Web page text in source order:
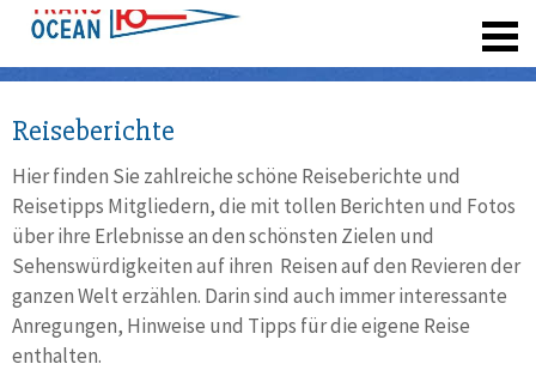
Reiseberichte
Hier finden Sie zahlreiche schöne Reiseberichte und
Reisetipps Mitgliedern, die mit tollen Berichten und Fotos
über ihre Erlebnisse an den schönsten Zielen und
Sehenswürdigkeiten auf ihren Reisen auf den Revieren der
ganzen Welt erzählen. Darin sind auch immer interessante
Anregungen, Hinweise und Tipps für die eigene Reise
enthalten.